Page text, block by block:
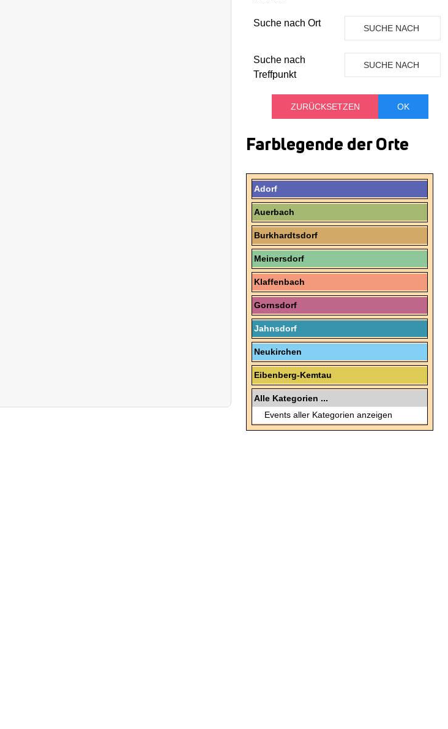
Suche nach Ort SUCHE NACH
ORT
Suche nach
Treffpunkt
SUCHE NACH
Farblegende der Orte
Adorf
Auerbach
Burkhardtsdorf
Meinersdorf
Klaffenbach
Gornsdorf
Jahnsdorf
Neukirchen
Eibenberg-Kemtau
Alle Kategorien ...
Events aller Kategorien anzeigen